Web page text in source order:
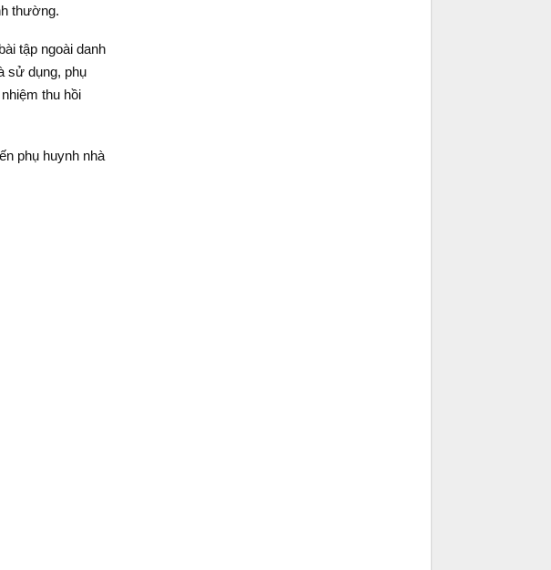
thường.
tập ngoài danh
sử dụng, phụ
thu hồi
phụ huynh nhà